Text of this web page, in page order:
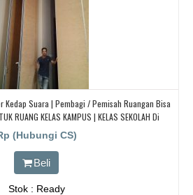
Kedap Suara | Pembagi / Pemisah Ruangan Bisa
RUANG KELAS KAMPUS | KELAS SEKOLAH Di
JAKARTA, BEKASI, TANGERANG
(Hubungi CS)
Beli
Stok : Ready